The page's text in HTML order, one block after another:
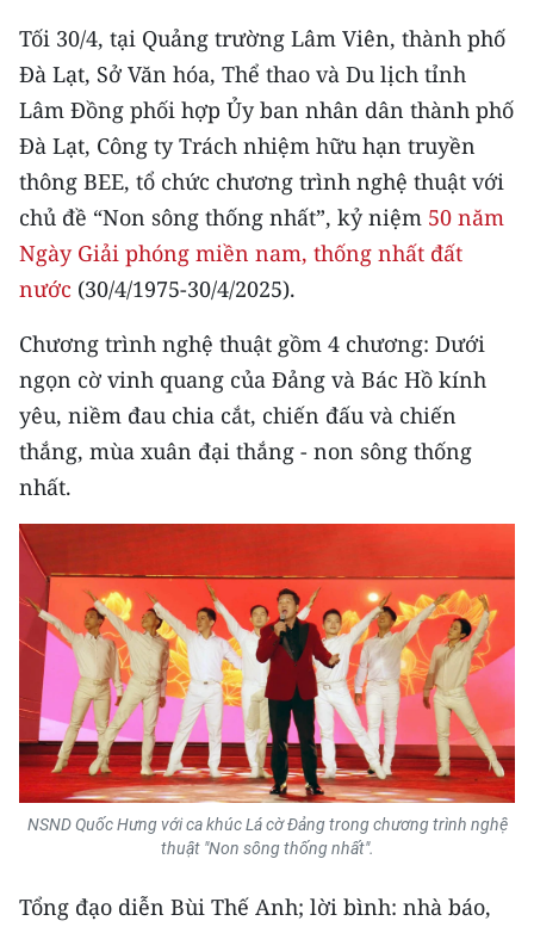
TRI THỨC CHUYÊN SÂU
54 DÂN TỘC VIỆT NAM
CHƯƠNG TRÌNH OCOP - MỖI XÃ
MỘT SẢN PHẨM
RADIO
E-Magazine
Video
Media Chính trị
Media Kinh tế
Media Văn hóa
Media Xã hội
Media Pháp luật
Media Du lịch
Media Thế giới
Media Thể thao
Media Giáo dục
Tối 30/4, tại Quảng trường Lâm Viên, thành phố
Đà Lạt, Sở Văn hóa, Thể thao và Du lịch tỉnh
Lâm Đồng phối hợp Ủy ban nhân dân thành phố
Đà Lạt, Công ty Trách nhiệm hữu hạn truyền
thông BEE, tổ chức chương trình nghệ thuật với
chủ đề “Non sông thống nhất”, kỷ niệm 50 năm
Ngày Giải phóng miền nam, thống nhất đất
nước (30/4/1975-30/4/2025).
Chương trình nghệ thuật gồm 4 chương: Dưới
ngọn cờ vinh quang của Đảng và Bác Hồ kính
yêu, niềm đau chia cắt, chiến đấu và chiến
thắng, mùa xuân đại thắng - non sông thống
nhất.
NSND Quốc Hưng với ca khúc Lá cờ Đảng trong chương trình nghệ
thuật "Non sông thống nhất".
Tổng đạo diễn Bùi Thế Anh; lời bình: nhà báo,